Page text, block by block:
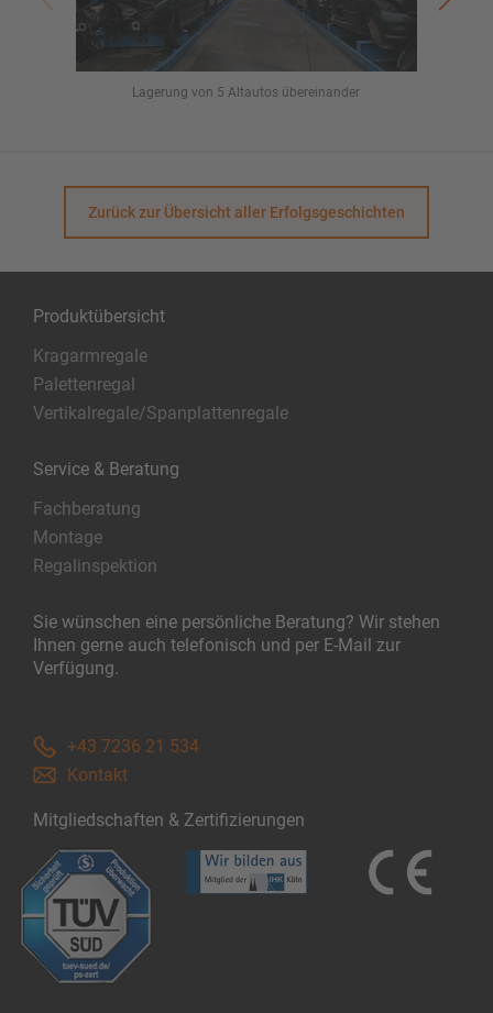
Lagerung von 5 Altautos übereinander
Zurück zur Übersicht aller Erfolgsgeschichten
Produktübersicht
Kragarmregale
Palettenregal
Vertikalregale/Spanplattenregale
Service & Beratung
Fachberatung
Montage
Regalinspektion
Sie wünschen eine persönliche Beratung? Wir stehen
Ihnen gerne auch telefonisch und per E-Mail zur
Verfügung.
+43 7236 21 534
Kontakt
Mitgliedschaften & Zertifizierungen